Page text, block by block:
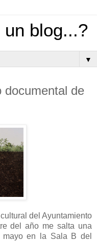
blog...?
▼
documental de
del Ayuntamiento
del año me salta una
mayo en la Sala B del